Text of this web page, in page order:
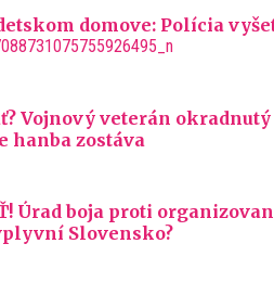
domove: Polícia
Vojnový veterán
hanba zostáva
Úrad boja proti
Slovensko?